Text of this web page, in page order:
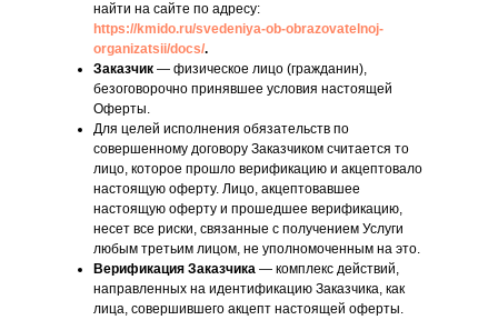
найти на сайте по адресу:
https://kmido.ru/svedeniya-ob-obrazovatelnoj-
organizatsii/docs/.
Заказчик — физическое лицо (гражданин),
безоговорочно принявшее условия настоящей
Оферты.
Для целей исполнения обязательств по
совершенному договору Заказчиком считается то
лицо, которое прошло верификацию и акцептовало
настоящую оферту. Лицо, акцептовавшее
настоящую оферту и прошедшее верификацию,
несет все риски, связанные с получением Услуги
любым третьим лицом, не уполномоченным на это.
Верификация Заказчика — комплекс действий,
направленных на идентификацию Заказчика, как
лица, совершившего акцепт настоящей оферты.